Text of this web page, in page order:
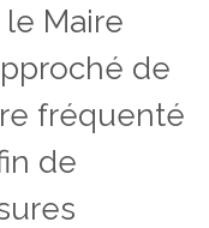
Maire
de
fréquenté
de